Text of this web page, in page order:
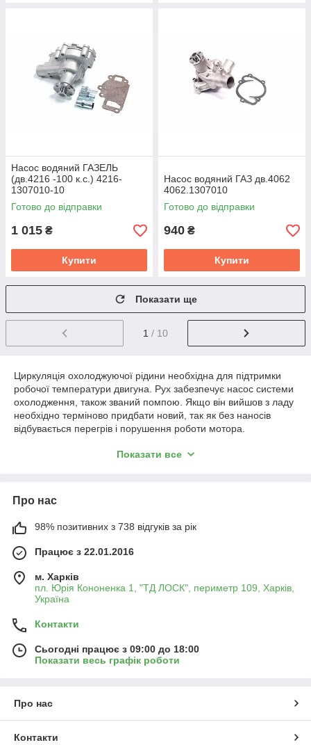
Насос водяний ГАЗЕЛЬ
(дв.4216 -100 к.с.) 4216-
1307010-10
Готово до відправки
1 015 ₴
Купити
Насос водяний ГАЗ дв.4062
4062.1307010
Готово до відправки
940 ₴
Купити
Показати ще
1 / 10
Циркуляція охолоджуючої рідини необхідна для підтримки
робочої температури двигуна. Рух забезпечує насос системи
охолодження, також званий помпою. Якщо він вийшов з ладу
необхідно терміново придбати новий, так як без наносів
відбувається перегрів і порушення роботи мотора.
Особливості насосів
складається з:
крильчатки;
поршня;
сальника.
пошкодження будь-якої з
помпа ВАЗ і інших
автомобілів перестає
зупиняється. В результаті двигун не віддає накопичене тепло
і перегрівається.
Корпус насоса найчастіше виготовляється з чавуну або
Показати все
Про нас
98% позитивних з 738 відгуків за рік
Працює з 22.01.2016
м. Харків
пл. Юрія Кононенка 1, "ТД ЛОСК", периметр 109, Харків,
Україна
Контакти
Сьогодні працює з 09:00 до 18:00
Показати весь графік роботи
Про нас
Контакти